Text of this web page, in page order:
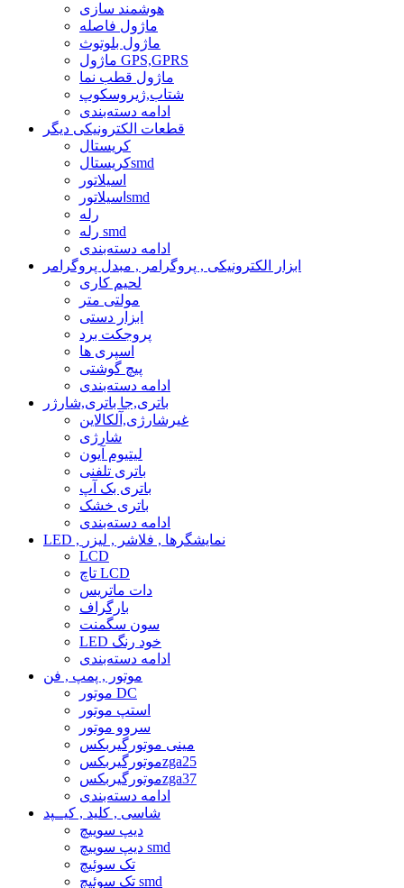
هوشمند سازی
ماژول فاصله
ماژول بلوتوث
ماژول GPS,GPRS
ماژول قطب نما
شتاب,ژیروسکوپ
ادامه دسته‌بندی
قطعات الکترونیکی دیگر
کریستال
کریستالsmd
اسیلاتور
اسیلاتورsmd
رله
رله smd
ادامه دسته‌بندی
ابزار الکترونیکی , پروگرامر , مبدل پروگرامر
لحیم کاری
مولتی متر
ابزار دستی
پروجکت برد
اسپری ها
پیچ گوشتی
ادامه دسته‌بندی
باتری,جا باتری,شارژر
غیرشارژی,آلکالاین
شارژی
لیتیوم آیون
باتری تلفنی
باتری بک آپ
باتری خشک
ادامه دسته‌بندی
LED , نمایشگرها , فلاشر , لیزر
LCD
تاچ LCD
دات ماتریس
بارگراف
سون سگمنت
LED خود رنگ
ادامه دسته‌بندی
موتور , پمپ , فن
موتور DC
استپ موتور
سروو موتور
مینی موتورگیربکس
موتورگیربکسzga25
موتورگیربکسzga37
ادامه دسته‌بندی
شاسی , کلید , کیــپد
دیپ سوییچ
دیپ سوییچ smd
تک سوئیچ
تک سوئیچ smd